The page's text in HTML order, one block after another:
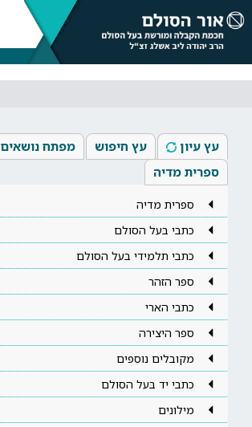
עץ עיון עץ חיפוש
מפתח נושאים
ספרית מדיה
ספרית מדיה
כתבי בעל הסולם
כתבי תלמידי בעל הסולם
ספר הזהר
כתבי הארי
ספר היצירה
מקובלים נוספים
כתבי יד בעל הסולם
מילונים